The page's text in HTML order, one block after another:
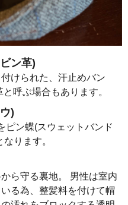
ン革)
けられた、汗止めバン
呼ぶ場合もあります。
)
ピン蝶(スウェットバンド
ります。
ら守る裏地。 男性は室内
る為、整髪料を付けて帽